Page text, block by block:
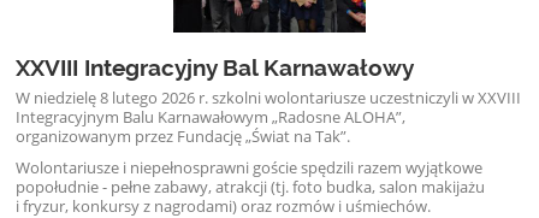
XXVIII Integracyjny Bal Karnawałowy
W niedzielę 8 lutego 2026 r. szkolni wolontariusze uczestniczyli w XXVIII
Integracyjnym Balu Karnawałowym „Radosne ALOHA”,
organizowanym przez Fundację „Świat na Tak”.
Wolontariusze i niepełnosprawni goście spędzili razem wyjątkowe
popołudnie - pełne zabawy, atrakcji (tj. foto budka, salon makijażu
i fryzur, konkursy z nagrodami) oraz rozmów i uśmiechów.